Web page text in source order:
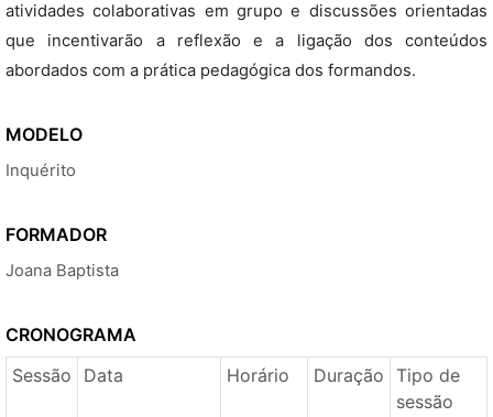
atividades colaborativas em grupo e discussões orientadas
que incentivarão a reflexão e a ligação dos conteúdos
abordados com a prática pedagógica dos formandos.
MODELO
Inquérito
FORMADOR
Joana Baptista
CRONOGRAMA
Sessão
Data Horário Duração Tipo de
sessão